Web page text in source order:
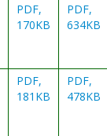
PDF,
170KB
PDF,
634KB
PDF,
181KB
PDF,
478KB